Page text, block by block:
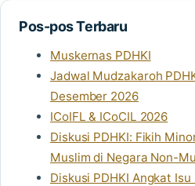
Pos-pos Terbaru
Muskernas PDHKI
Jadwal Mudzakaroh
Desember 2026
ICoIFL & ICoCIL 2026
Diskusi PDHKI: Fikih
Muslim di Negara Non-
Diskusi PDHKI Angkat